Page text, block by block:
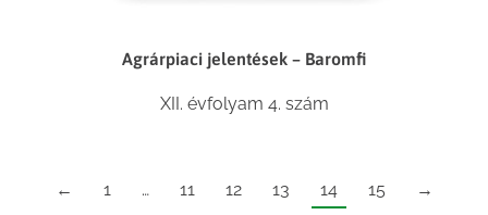
Agrárpiaci jelentések – Baromfi
XII. évfolyam 4. szám
← 1 … 11 12 13 14 15 →